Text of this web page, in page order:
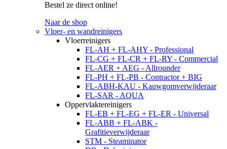
Bestel ze direct online!
Naar de shop
Vloer- en wandreinigers
Vloerreinigers
FL-AH + FL-AHY - Professional
FL-CG + FL-CR + FL-RY - Commercial
FL-AER + AEG - Allrounder
FL-PH + FL-PB - Contractor + BIG
FL-ABH-KAU - Kauwgomverwijderaar
FL-SAR - AQUA
Oppervlaktereinigers
FL-EB + FL-EG + FL-ER - Universal
FL-ABB + FL-ABK -
Grafitieverwijderaar
STM - Steaminator